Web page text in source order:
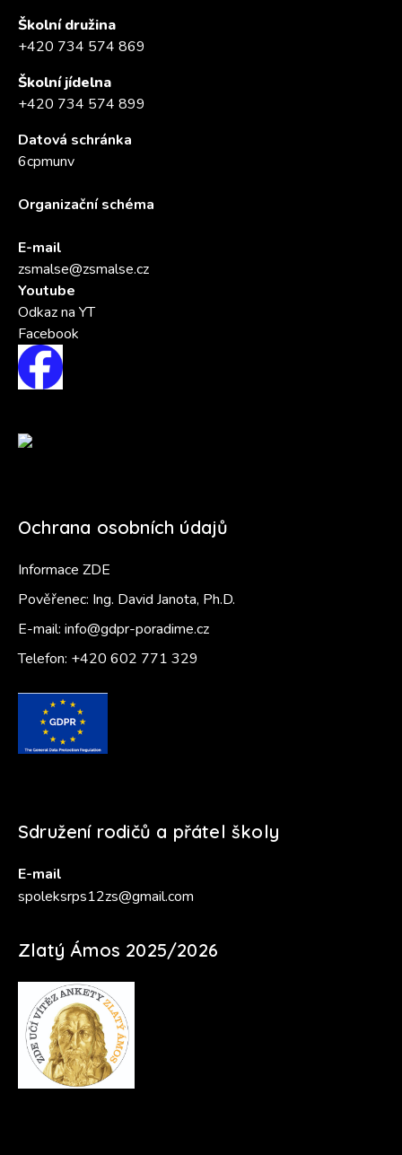
Školní družina
+420 734 574 869
Školní jídelna
+420 734 574 899
Datová schránka
6cpmunv
Organizační schéma
E-mail
zsmalse@zsmalse.cz
Youtube
Odkaz na YT
Facebook
Ochrana osobních údajů
Informace ZDE
Pověřenec: Ing. David Janota, Ph.D.
E-mail: info@gdpr-poradime.cz
Telefon: +420 602 771 329
Sdružení rodičů a přátel školy
E-mail
spoleksrps12zs@gmail.com
Zlatý Ámos 2025/2026